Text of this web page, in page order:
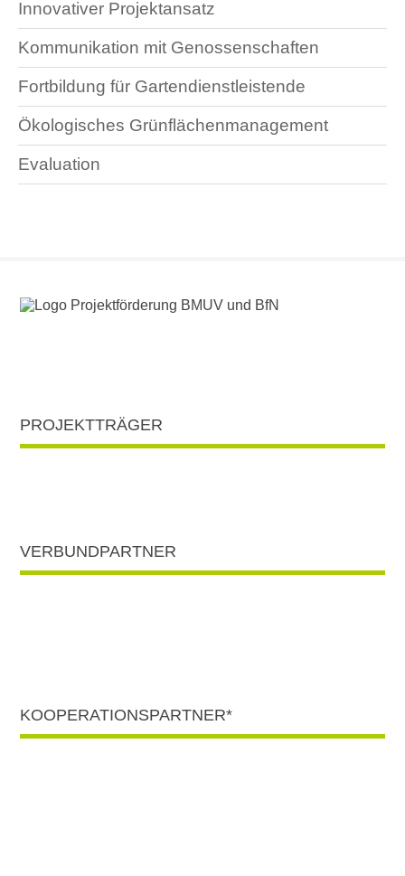
Navigation
überspringen
Innovativer Projektansatz
Kommunikation mit Genossenschaften
Fortbildung für Gartendienstleistende
Ökologisches Grünflächenmanagement
Evaluation
PROJEKTTRÄGER
VERBUNDPARTNER
KOOPERATIONSPARTNER*